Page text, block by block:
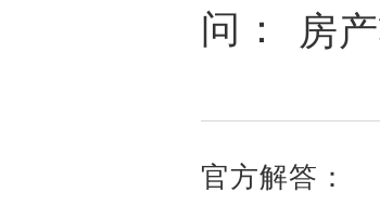
问： 房
官方解答：